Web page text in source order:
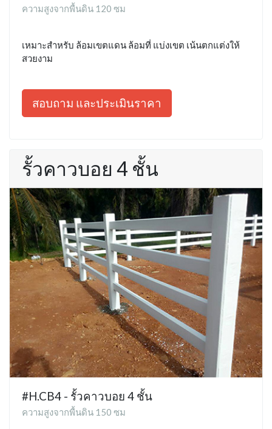
ความสูงจากพื้นดิน 120 ซม
เหมาะสำหรับ ล้อมเขตแดน ล้อมที่ แบ่งเขต เน้นตกแต่งให้
สวยงาม
สอบถาม และประเมินราคา
รั้วคาวบอย 4 ชั้น
#H.CB4 - รั้วคาวบอย 4 ชั้น
ความสูงจากพื้นดิน 150 ซม